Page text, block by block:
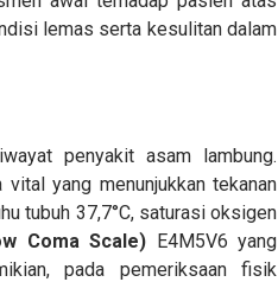
lemas serta kesulitan dalam
penyakit asam lambung.
yang menunjukkan tekanan
tubuh 37,7°C, saturasi oksigen
Coma Scale) E4M5V6 yang
pada pemeriksaan fisik